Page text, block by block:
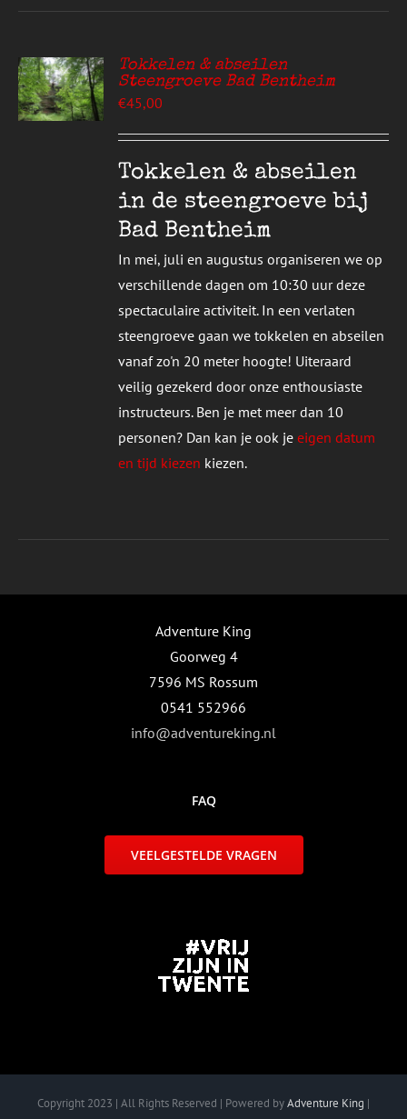
Tokkelen & abseilen
Steengroeve Bad Bentheim
€45,00
Tokkelen & abseilen
in de steengroeve bij
Bad Bentheim
In mei, juli en augustus organiseren we op
verschillende dagen om 10:30 uur deze
spectaculaire activiteit. In een verlaten
steengroeve gaan we tokkelen en abseilen
vanaf zo'n 20 meter hoogte! Uiteraard
veilig gezekerd door onze enthousiaste
instructeurs. Ben je met meer dan 10
personen? Dan kan je ook jeeigen datum
en tijd kiezen kiezen.
Adventure King
Goorweg 4
7596 MS Rossum
0541 552966
info@adventureking.nl
FAQ
VEELGESTELDE VRAGEN
Copyright 2023 | All Rights Reserved | Powered byAdventure King |